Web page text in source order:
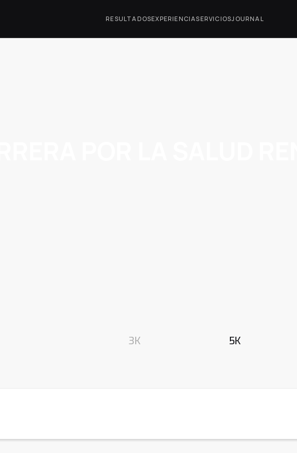
RESULTADOSEXPERIENCIASERVICIOSJOURNAL
3K 5K